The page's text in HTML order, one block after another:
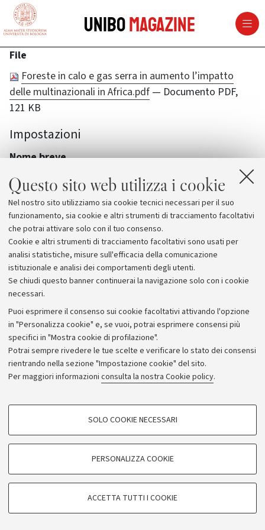
Questo sito web utilizza i cookie
Nel nostro sito utilizziamo sia cookie tecnici necessari per il suo
funzionamento, sia cookie e altri strumenti di tracciamento facoltativi
che potrai attivare solo con il tuo consenso.
Cookie e altri strumenti di tracciamento facoltativi sono usati per
analisi statistiche, misure sull'efficacia della comunicazione
istituzionale e analisi dei comportamenti degli utenti.
Se chiudi questo banner continuerai la navigazione solo con i cookie
necessari.
Puoi esprimere il consenso sui cookie facoltativi attivando l'opzione
in "Personalizza cookie" e, se vuoi, potrai esprimere consensi più
specifici in "Mostra cookie di profilazione".
Potrai sempre rivedere le tue scelte e verificare lo stato dei consensi
rientrando nella sezione "Impostazione cookie" del sito.
Per maggiori informazioni consulta la nostra Cookie policy.
COOKIE DI PROFILAZIONE - FACOLTATIVI
COOKIE TECNICI - NECESSARI
Si tratta di cookie tecnici utilizzati, a titolo esemplificativo, per il corretto
SOLO COOKIE NECESSARI
PERSONALIZZA COOKIE
ACCETTA TUTTI I COOKIE
vai al contenuto della pagina
UniboMagazine
File
Foreste in calo e gas serra in aumento l’impatto
delle multinazionali in Africa.pdf — Documento PDF,
121 KB
Impostazioni
Nome breve
foreste-in-calo-e-gas-serra-in-aumento-limpatto-delle-
multinazionali-in-africa
Archivio
Comunicati stampa
Redazione
Rassegna stampa
© Copyright 2026 - ALMA MATER STUDIORUM - Università di
Bologna - Via Zamboni, 33 - 40126 Bologna - PI: 01131710376 -
CF: 80007010376
Privacy
Note legali Impostazioni Cookie